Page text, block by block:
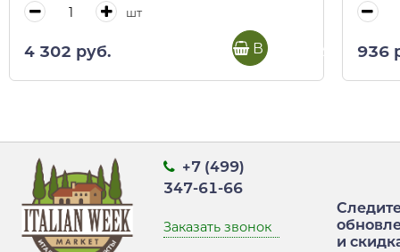
шт
4 302 руб. В корзину 936
+7 (499)
347-61-66
Заказать звонок
и